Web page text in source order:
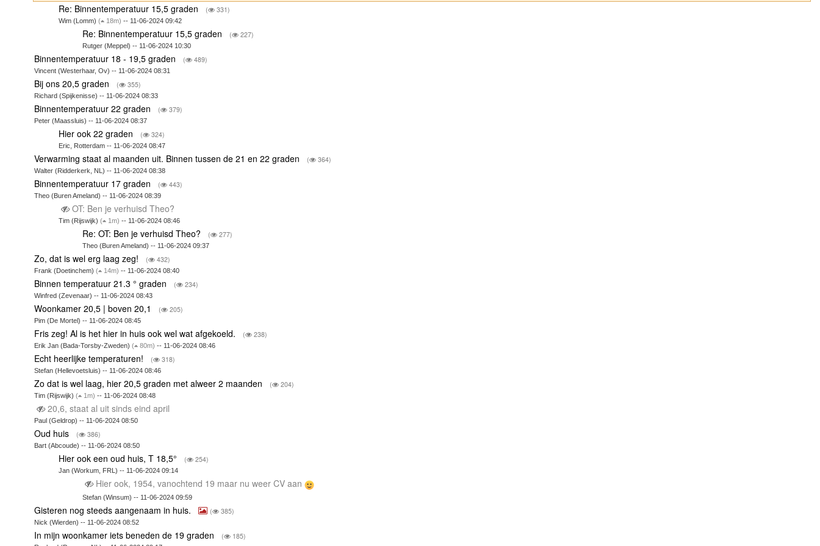
Re: Binnentemperatuur 15,5 graden ( 331)
Wim (Lomm) ( 18m) -- 11-06-2024 09:42
Re: Binnentemperatuur 15,5 graden ( 227)
Rutger (Meppel) -- 11-06-2024 10:30
Binnentemperatuur 18 - 19,5 graden ( 489)
Vincent (Westerhaar, Ov) -- 11-06-2024 08:31
Bij ons 20,5 graden ( 355)
Richard (Spijkenisse) -- 11-06-2024 08:33
Binnentemperatuur 22 graden ( 379)
Peter (Maassluis) -- 11-06-2024 08:37
Hier ook 22 graden ( 324)
Eric, Rotterdam -- 11-06-2024 08:47
Verwarming staat al maanden uit. Binnen tussen de 21 en 22 graden ( 364)
Walter (Ridderkerk, NL) -- 11-06-2024 08:38
Binnentemperatuur 17 graden ( 443)
Theo (Buren Ameland) -- 11-06-2024 08:39
OT: Ben je verhuisd Theo?
Tim (Rijswijk) ( 1m) -- 11-06-2024 08:46
Re: OT: Ben je verhuisd Theo? ( 277)
Theo (Buren Ameland) -- 11-06-2024 09:37
Zo, dat is wel erg laag zeg! ( 432)
Frank (Doetinchem)( 14m) -- 11-06-2024 08:40
Binnen temperatuur 21.3 ° graden ( 234)
Winfred (Zevenaar) -- 11-06-2024 08:43
Woonkamer 20,5 | boven 20,1 ( 205)
Pim (De Mortel) -- 11-06-2024 08:45
Fris zeg! Al is het hier in huis ook wel wat afgekoeld. ( 238)
Erik Jan (Bada-Torsby-Zweden)( 80m) -- 11-06-2024 08:46
Echt heerlijke temperaturen! ( 318)
Stefan (Hellevoetsluis) -- 11-06-2024 08:46
Zo dat is wel laag, hier 20,5 graden met alweer 2 maanden ( 204)
Tim (Rijswijk)( 1m) -- 11-06-2024 08:48
20,6, staat al uit sinds eind april
Paul (Geldrop) -- 11-06-2024 08:50
Oud huis ( 386)
Bart (Abcoude) -- 11-06-2024 08:50
Hier ook een oud huis, T 18,5° ( 254)
Jan (Workum, FRL) -- 11-06-2024 09:14
Hier ook, 1954, vanochtend 19 maar nu weer CV aan
Stefan (Winsum) -- 11-06-2024 09:59
Gisteren nog steeds aangenaam in huis. ( 385)
Nick (Wierden) -- 11-06-2024 08:52
In mijn woonkamer iets beneden de 19 graden ( 185)